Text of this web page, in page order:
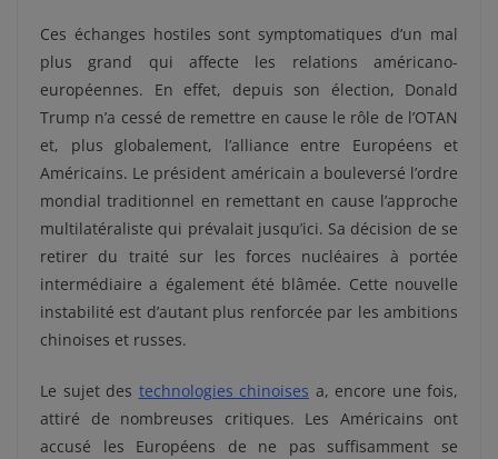
Ces échanges hostiles sont symptomatiques d’un mal
plus grand qui affecte les relations américano-
européennes. En effet, depuis son élection, Donald
Trump n’a cessé de remettre en cause le rôle de l’OTAN
et, plus globalement, l’alliance entre Européens et
Américains. Le président américain a bouleversé l’ordre
mondial traditionnel en remettant en cause l’approche
multilatéraliste qui prévalait jusqu’ici. Sa décision de se
retirer du traité sur les forces nucléaires à portée
intermédiaire a également été blâmée. Cette nouvelle
instabilité est d’autant plus renforcée par les ambitions
chinoises et russes.
Le sujet des technologies chinoises a, encore une fois,
attiré de nombreuses critiques. Les Américains ont
accusé les Européens de ne pas suffisamment se